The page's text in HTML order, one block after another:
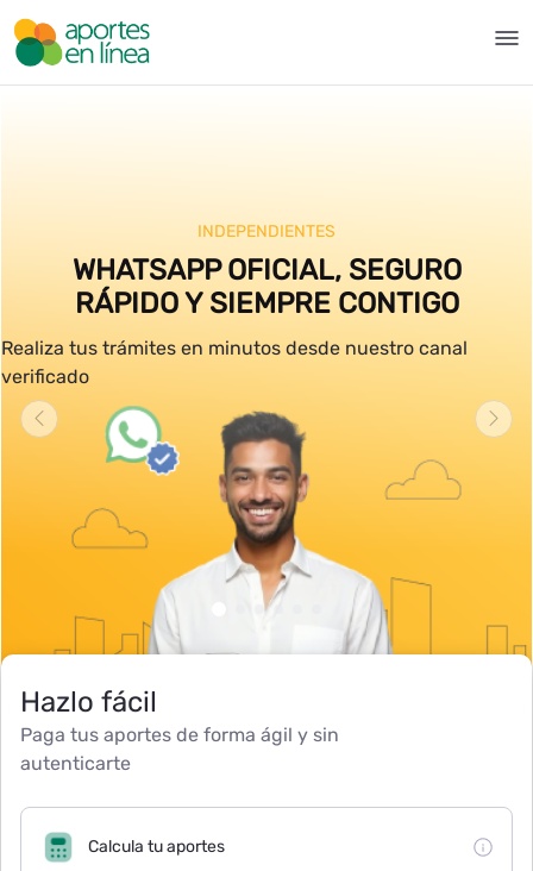
Hoppa till huvudinnehåll
INDEPENDIENTES
WHATSAPP OFICIAL, SEGURO
RÁPIDO Y SIEMPRE CONTIGO
Realiza tus trámites en minutos desde nuestro canal
verificado
Hazlo fácil
Paga tus aportes de forma ágil y sin
autenticarte
Calcula tu aportes